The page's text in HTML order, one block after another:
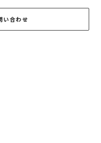
ROTTWEILER
い合わせ